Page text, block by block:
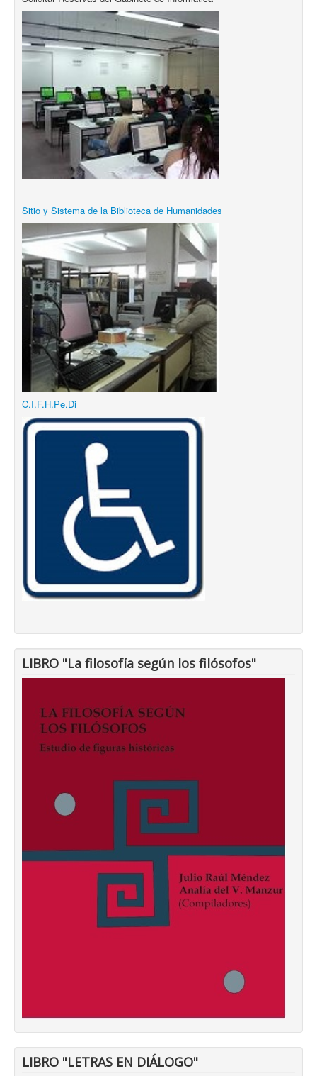
Sitio y Sistema de la Biblioteca de Humanidades
C.I.F.H.Pe.Di
LIBRO "La filosofía según los filósofos"
LIBRO "LETRAS EN DIÁLOGO"